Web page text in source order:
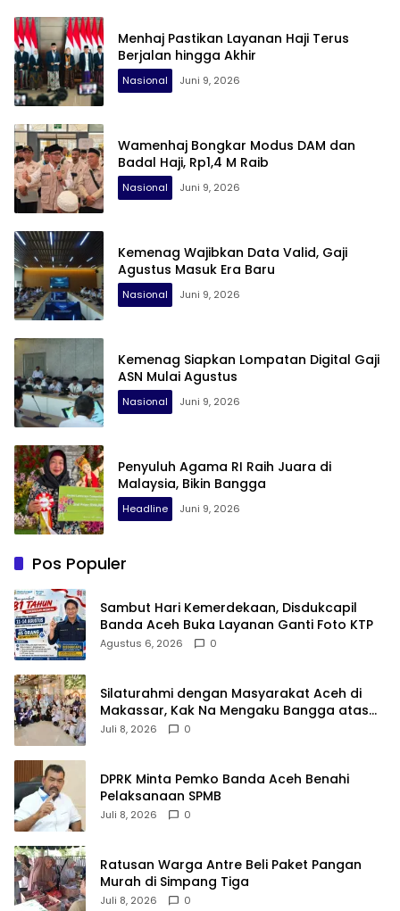
Menhaj Pastikan Layanan Haji Terus
Berjalan hingga Akhir
Nasional Juni 9, 2026
Wamenhaj Bongkar Modus DAM dan
Badal Haji, Rp1,4 M Raib
Nasional Juni 9, 2026
Kemenag Wajibkan Data Valid, Gaji
Agustus Masuk Era Baru
Nasional Juni 9, 2026
Kemenag Siapkan Lompatan Digital Gaji
ASN Mulai Agustus
Nasional Juni 9, 2026
Penyuluh Agama RI Raih Juara di
Malaysia, Bikin Bangga
Headline Juni 9, 2026
Pos Populer
Sambut Hari Kemerdekaan, Disdukcapil
Banda Aceh Buka Layanan Ganti Foto KTP
Agustus 6, 2026 0
Silaturahmi dengan Masyarakat Aceh di
Makassar, Kak Na Mengaku Bangga atas
Kekompakan Perantau Aceh
Juli 8, 2026 0
DPRK Minta Pemko Banda Aceh Benahi
Pelaksanaan SPMB
Juli 8, 2026 0
Ratusan Warga Antre Beli Paket Pangan
Murah di Simpang Tiga
Juli 8, 2026 0